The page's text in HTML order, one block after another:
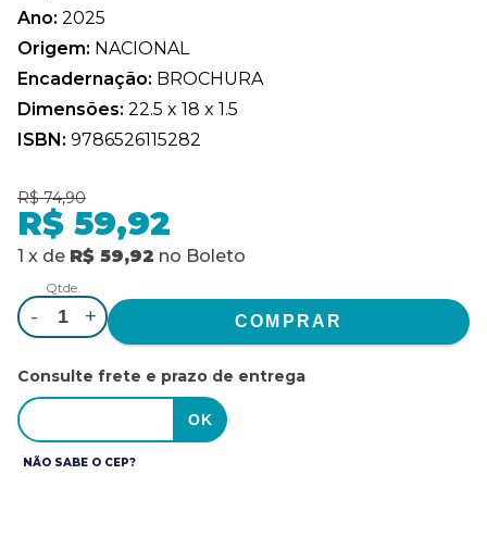
Ano: 2025
Origem: NACIONAL
Encadernação: BROCHURA
Dimensões: 22.5 x 18 x 1.5
ISBN: 9786526115282
R$ 74,90
R$ 59,92
1 x de R$ 59,92 no Boleto
Qtde.
- +
Consulte frete e prazo de entrega
NÃO SABE O CEP?